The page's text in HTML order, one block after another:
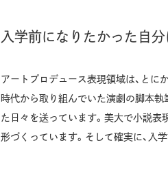
入学前になりたかった自
アートプロデュース表現領域は、とに
時代から取り組んでいた演劇の脚本
た日々を送っています。美大で小説表
形づくっています。そして確実に、入